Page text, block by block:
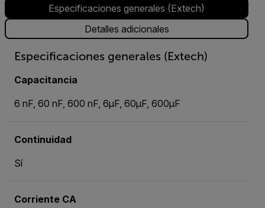
Especificaciones generales (Extech)
Detalles adicionales
Especificaciones generales (Extech)
Capacitancia
6 nF, 60 nF, 600 nF, 6µF, 60µF, 600µF
Continuidad
Sí
Corriente CA